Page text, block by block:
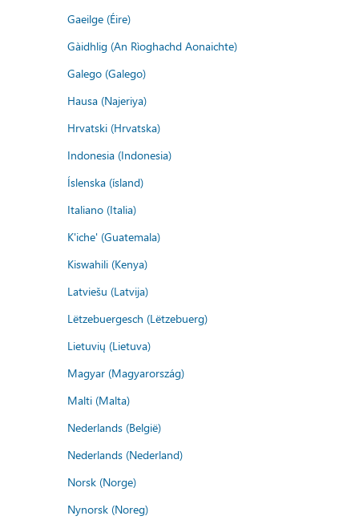
Gaeilge (Éire)
Gàidhlig (An Rìoghachd Aonaichte)
Galego (Galego)
Hausa (Najeriya)
Hrvatski (Hrvatska)
Indonesia (Indonesia)
Íslenska (ísland)
Italiano (Italia)
K'iche' (Guatemala)
Kiswahili (Kenya)
Latviešu (Latvija)
Lëtzebuergesch (Lëtzebuerg)
Lietuvių (Lietuva)
Magyar (Magyarország)
Malti (Malta)
Nederlands (België)
Nederlands (Nederland)
Norsk (Norge)
Nynorsk (Noreg)